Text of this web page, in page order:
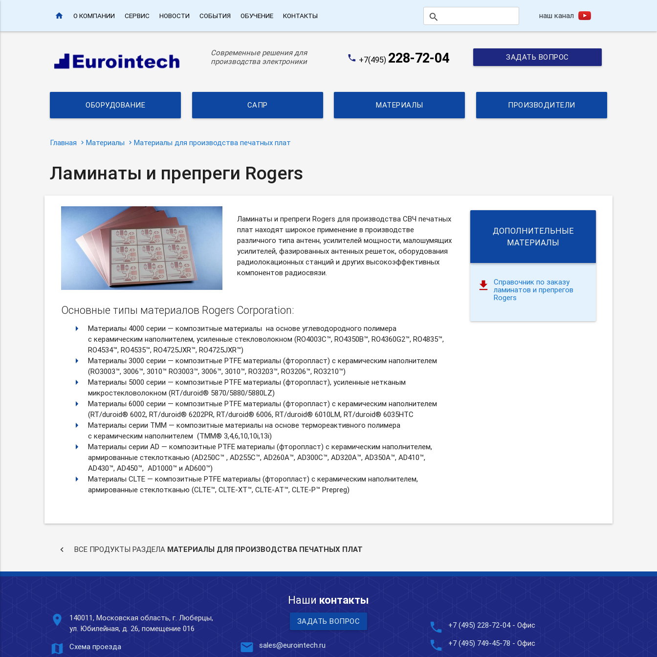
home О КОМПАНИИ СЕРВИС НОВОСТИ СОБЫТИЯ ОБУЧЕНИЕ КОНТАКТЫ search наш канал
Современные решения для
производства электроники
phone +7(495) 228-72-04 ЗАДАТЬ ВОПРОС
ОБОРУДОВАНИЕ САПР МАТЕРИАЛЫ ПРОИЗВОДИТЕЛИ
Главная Материалы Материалы для производства печатных плат
Ламинаты и препреги Rogers
Ламинаты и препреги Rogers для производства СВЧ печатных
плат находят широкое применение в производстве
различного типа антенн, усилителей мощности, малошумящих
усилителей, фазированных антенных решеток, оборудования
радиолокационных станций и других высокоэффективных
компонентов радиосвязи.
Основные типы материалов Rogers Corporation:
Материалы 4000 серии — композитные материалы на основе углеводородного полимера
с керамическим наполнителем, усиленные стекловолокном (RO4003С™, RO4350В™, RO4360G2™, RO4835™,
RO4534™, RO4535™, RO4725JXR™, RO4725JXR™)
Материалы 3000 серии — композитные PTFE материалы (фторопласт) с керамическим наполнителем
(RO3003™, 3006™, 3010™ RO3003™, 3006™, 3010™, RO3203™, RO3206™, RO3210™)
Материалы 5000 серии — композитные PTFE материалы (фторопласт), усиленные нетканым
микростекловолокном (RT/duroid® 5870/5880/5880LZ)
Материалы 6000 серии — композитные PTFE материалы (фторопласт) с керамическим наполнителем
(RT/duroid® 6002, RT/duroid® 6202PR, RT/duroid® 6006, RT/duroid® 6010LM, RT/duroid® 6035HTC
Материалы серии ТММ — композитные материалы на основе термореактивного полимера
с керамическим наполнителем (TMM® 3,4,6,10,10i,13i)
Материалы серии AD — композитные PTFE материалы (фторопласт) с керамическим наполнителем,
армированные стеклотканью (AD250C™ , AD255C™, AD260A™, AD300C™, AD320A™, AD350A™, AD410™,
AD430™, AD450™, AD1000™ и AD600™)
Материалы CLTE — композитные PTFE материалы (фторопласт) с керамическим наполнителем,
армированные стеклотканью (CLTE™, CLTE-XT™, CLTE-AT™, CLTE-P™ Prepreg)
ДОПОЛНИТЕЛЬНЫЕ
МАТЕРИАЛЫ
Справочник по заказу
ламинатов и препрегов
Rogers
keyboard_arrow_left ВСЕ ПРОДУКТЫ РАЗДЕЛА МАТЕРИАЛЫ ДЛЯ ПРОИЗВОДСТВА ПЕЧАТНЫХ ПЛАТ
Наши контакты
place
140011, Московская область, г. Люберцы,
ул. Юбилейная, д. 26, помещение 016
map Схема проезда
ЗАДАТЬ ВОПРОС
mail sales@eurointech.ru
phone +7 (495) 228-72-04- Офис
phone +7 (495) 749-45-78 - Офис